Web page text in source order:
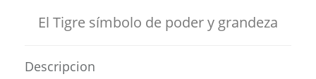
El Tigre símbolo de poder y grandeza
Descripcion